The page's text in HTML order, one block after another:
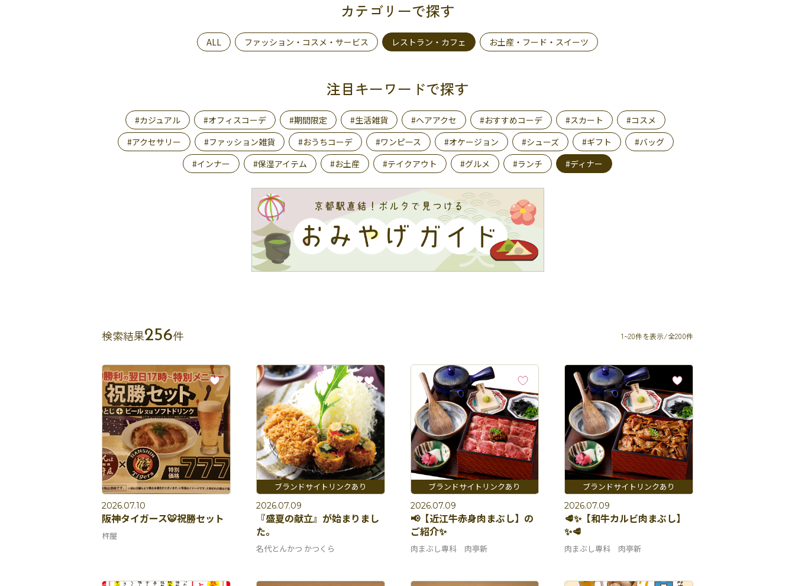
カテゴリーで探す
ALL ファッション・コスメ・サービス レストラン・カフェ お土産・フード・スイーツ
注目キーワードで探す
#カジュアル #オフィスコーデ #期間限定 #生活雑貨 #ヘアアクセ #おすすめコーデ #スカート
#コスメ
#アクセサリー
#ファッション雑貨 #おうちコーデ #ワンピース #オケージョン #シューズ #ギフト
#バッグ
#インナー
#保湿アイテム #お土産 #テイクアウト #グルメ #ランチ #ディナー
検索結果256件 1~20件を表示/全200件
2026.07.10
阪神タイガース🐯祝勝セット
杵屋
2026.07.09
『盛夏の献立』が始まりまし
た。
名代とんかつ かつくら
2026.07.09
📢【近江牛赤身肉まぶし】の
ご紹介✨
肉まぶし専科 肉亭新
2026.07.09
🥩✨【和牛カルビ肉まぶし】
✨🥩
肉まぶし専科 肉亭新